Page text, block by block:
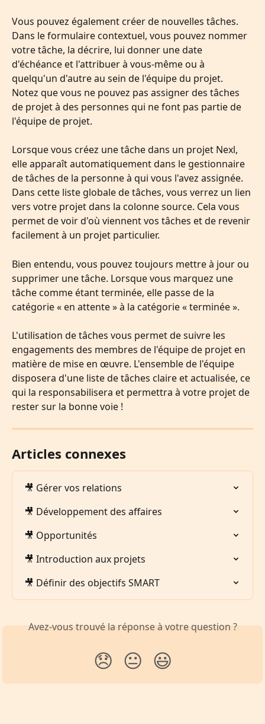
Vous pouvez également créer de nouvelles tâches.
Dans le formulaire contextuel, vous pouvez nommer
votre tâche, la décrire, lui donner une date
d'échéance et l'attribuer à vous-même ou à
quelqu'un d'autre au sein de l'équipe du projet.
Notez que vous ne pouvez pas assigner des tâches
de projet à des personnes qui ne font pas partie de
l'équipe de projet.
Lorsque vous créez une tâche dans un projet Nexl,
elle apparaît automatiquement dans le gestionnaire
de tâches de la personne à qui vous l'avez assignée.
Dans cette liste globale de tâches, vous verrez un lien
vers votre projet dans la colonne source. Cela vous
permet de voir d'où viennent vos tâches et de revenir
facilement à un projet particulier.
Bien entendu, vous pouvez toujours mettre à jour ou
supprimer une tâche. Lorsque vous marquez une
tâche comme étant terminée, elle passe de la
catégorie « en attente » à la catégorie « terminée ».
L'utilisation de tâches vous permet de suivre les
engagements des membres de l'équipe de projet en
matière de mise en œuvre. L'ensemble de l'équipe
disposera d'une liste de tâches claire et actualisée, ce
qui la responsabilisera et permettra à votre projet de
rester sur la bonne voie !
Articles connexes
🎥 Gérer vos relations
🎥 Développement des affaires
🎥 Opportunités
🎥 Introduction aux projets
🎥 Définir des objectifs SMART
Avez-vous trouvé la réponse à votre question ?
😞 😐 😃